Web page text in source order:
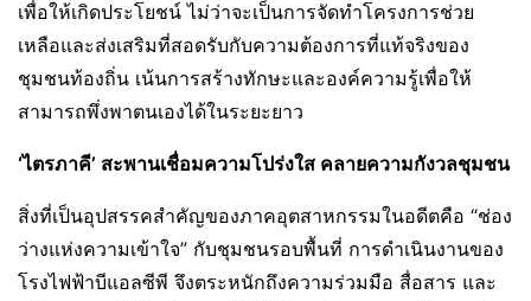
เพื่อให้เกิดประโยชน์ ไม่ว่าจะเป็นการจัดทำโครงการช่วย
เหลือและส่งเสริมที่สอดรับกับความต้องการที่แท้จริงของ
ชุมชนท้องถิ่น เน้นการสร้างทักษะและองค์ความรู้เพื่อให้
สามารถพึ่งพาตนเองได้ในระยะยาว
‘ไตรภาคี’ สะพานเชื่อมความโปร่งใส คลายความกังวลชุมชน
สิ่งที่เป็นอุปสรรคสำคัญของภาคอุตสาหกรรมในอดีตคือ “ช่อง
ว่างแห่งความเข้าใจ” กับชุมชนรอบพื้นที่ การดำเนินงานของ
โรงไฟฟ้าบีแอลซีพี จึงตระหนักถึงความร่วมมือ สื่อสาร และ